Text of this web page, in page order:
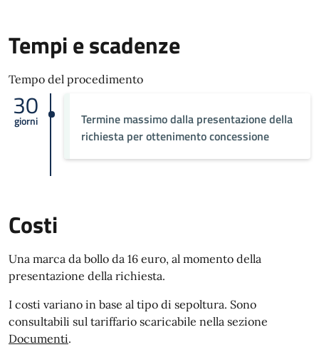
Tempi e scadenze
Tempo del procedimento
30
giorni
Termine massimo dalla presentazione della
richiesta per ottenimento concessione
Costi
Una marca da bollo da 16 euro, al momento della
presentazione della richiesta.
I costi variano in base al tipo di sepoltura. Sono
consultabili sul tariffario scaricabile nella sezione
Documenti.